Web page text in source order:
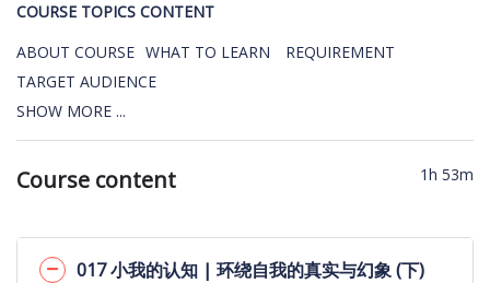
COURSE TOPICS CONTENT
ABOUT COURSE WHAT TO LEARN
REQUIREMENT
TARGET AUDIENCE
SHOW MORE ...
Course content 1h 53m
017 小我的认知 | 环绕自我的真实与幻象 (下)